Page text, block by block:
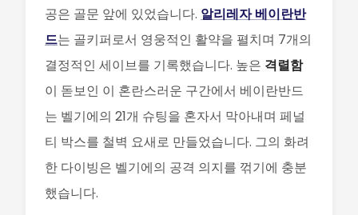
공은 골문 앞에 있었습니다. 알리레자 베이란반
드는 골키퍼로서 영웅적인 활약을 펼치며 7개의
결정적인 세이브를 기록했습니다. 높은 격렬함
이 돋보인 이 혼란스러운 구간에서 베이란반드
는 벨기에의 21개 슈팅을 혼자서 막아내며 페널
티 박스를 철벽 요새로 만들었습니다. 그의 화려
한 다이빙은 벨기에의 공격 의지를 꺾기에 충분
했습니다.